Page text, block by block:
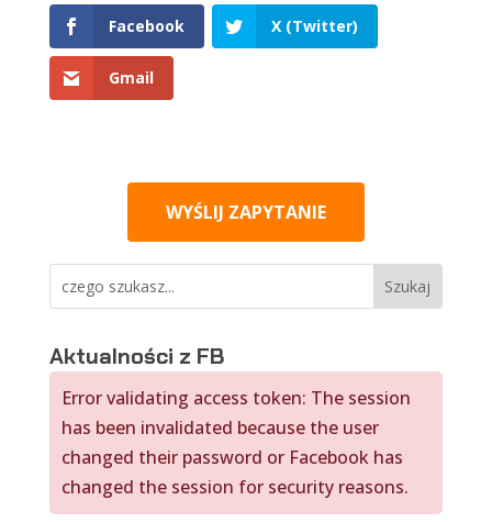
Facebook X (Twitter)
Gmail
WYŚLIJ ZAPYTANIE
Aktualności z FB
Error validating access token: The session
has been invalidated because the user
changed their password or Facebook has
changed the session for security reasons.